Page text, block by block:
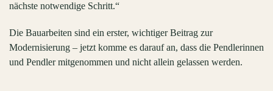
nächste notwendige Schritt.“
Die Bauarbeiten sind ein erster, wichtiger Beitrag zur
Modernisierung – jetzt komme es darauf an, dass die Pendlerinnen
und Pendler mitgenommen und nicht allein gelassen werden.